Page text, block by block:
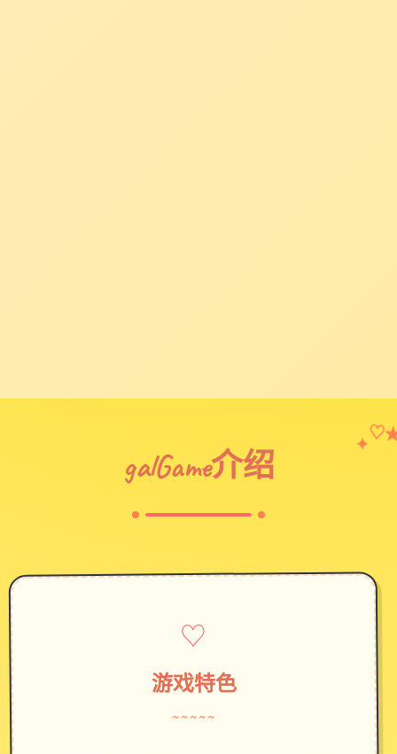
galGame介绍
✦ ♡
♡
游戏特色
~~~~~